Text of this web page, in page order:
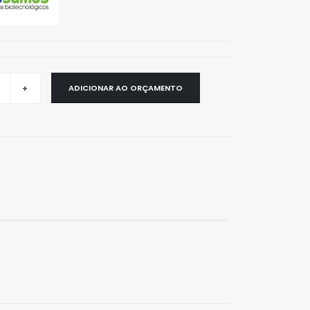
ADICIONAR AO ORÇAMENTO